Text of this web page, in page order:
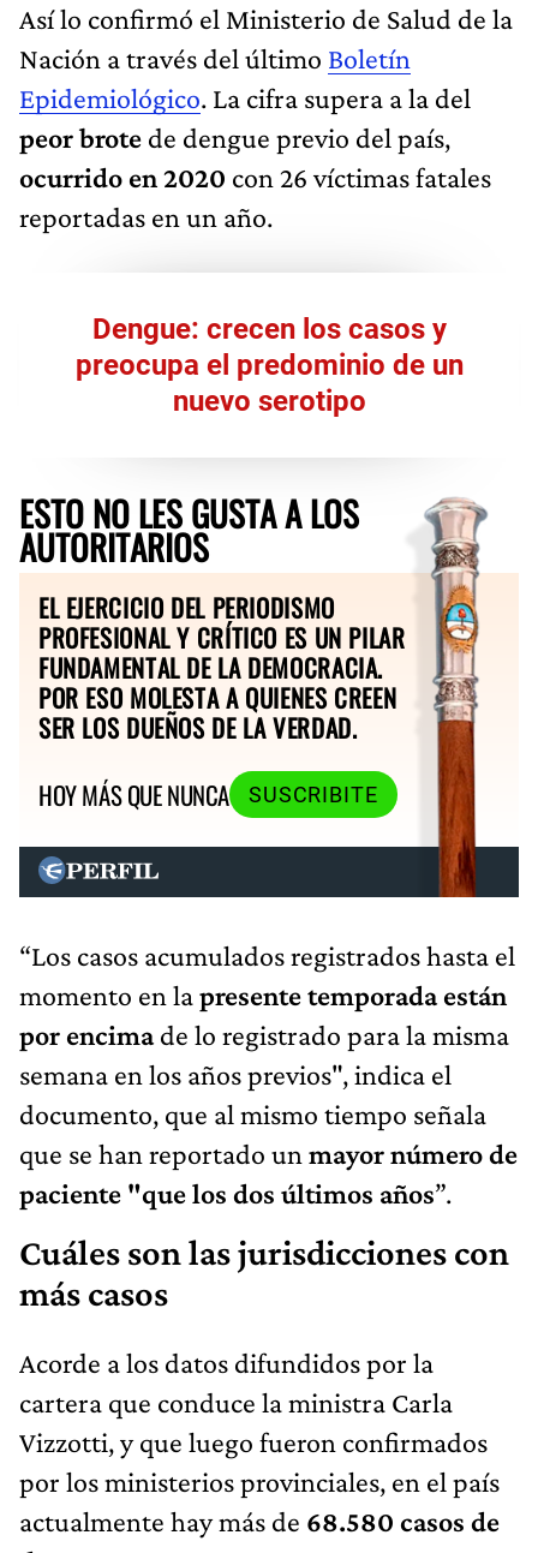
Así lo confirmó el Ministerio de Salud de la
Nación a través del último Boletín
Epidemiológico. La cifra supera a la del
peor brote de dengue previo del país,
ocurrido en 2020 con 26 víctimas fatales
reportadas en un año.
Dengue: crecen los casos y
preocupa el predominio de un
nuevo serotipo
ESTO NO LES GUSTA A LOS
AUTORITARIOS
EL EJERCICIO DEL PERIODISMO
PROFESIONAL Y CRÍTICO ES UN PILAR
FUNDAMENTAL DE LA DEMOCRACIA.
POR ESO MOLESTA A QUIENES CREEN
SER LOS DUEÑOS DE LA VERDAD.
HOY MÁS QUE NUNCA
SUSCRIBITE
“Los casos acumulados registrados hasta el
momento en lapresente temporada están
por encimade lo registrado para la misma
semana en los años previos", indica el
documento, que al mismo tiempo señala
que se han reportado un mayor número de
paciente "que los dos últimos años”.
Cuáles son las jurisdicciones con
más casos
Acorde a los datos difundidos por la
cartera que conduce la ministra Carla
Vizzotti, y que luego fueron confirmados
por los ministerios provinciales, en el país
actualmente hay más de 68.580 casos de